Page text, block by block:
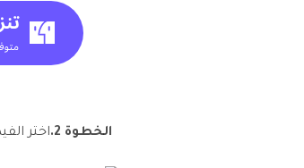
الخطوة 2. اختر